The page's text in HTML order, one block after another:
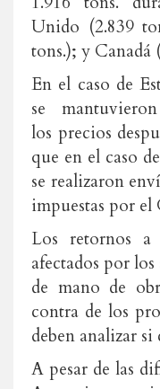
Unido (2.839
tons.); y Canadá
En el caso de
se
los precios
que en el caso
se realizaron
impuestas por el
Los retornos a
afectados por
de mano de
contra de los
deben analizar
A pesar de las